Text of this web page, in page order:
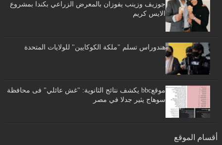
جوزيف وزينب يفوزان بالمعرض الزراعي بكندا بمشروع
الايس كريم
هندوراس تسلم "ملكة الكوكايين" للولايات المتحدة
موقعbbc يكشف نتائج الثانوية: "غش عائلي" فى محافظة
سوهاج يثير جدلا في مصر
أقسام الموقع